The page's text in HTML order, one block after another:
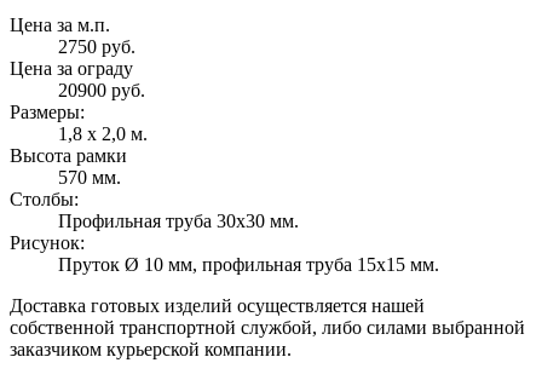
Цена за м.п.
2750 руб.
Цена за ограду
20900 руб.
Размеры:
1,8 x 2,0 м.
Высота рамки
570 мм.
Столбы:
Профильная труба 30х30 мм.
Рисунок:
Пруток Ø 10 мм, профильная труба 15х15 мм.
Доставка готовых изделий осуществляется нашей
собственной транспортной службой, либо силами выбранной
заказчиком курьерской компании.